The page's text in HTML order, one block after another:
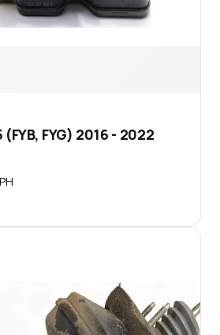
FYG) 2016 - 2022